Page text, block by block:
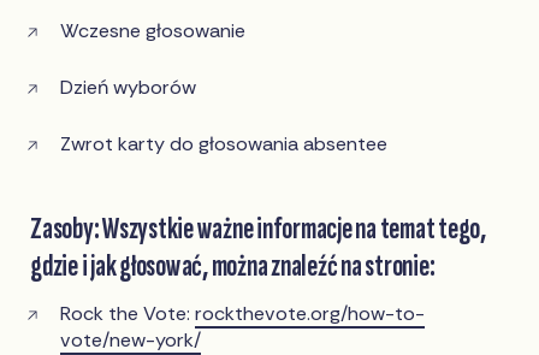
Wczesne głosowanie
Dzień wyborów
Zwrot karty do głosowania absentee
Zasoby: Wszystkie ważne informacje na temat tego,
gdzie i jak głosować, można znaleźć na stronie:
Rock the Vote:rockthevote.org/how-to-
vote/new-york/